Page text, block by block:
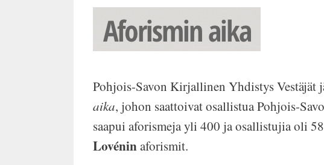
Pohjois-Savon Kirjallinen Yhdistys
aika, johon saattoivat osallistua Pohjois-
saapui aforismeja yli 400 ja osallistujia oli
Lovéninaforismit.